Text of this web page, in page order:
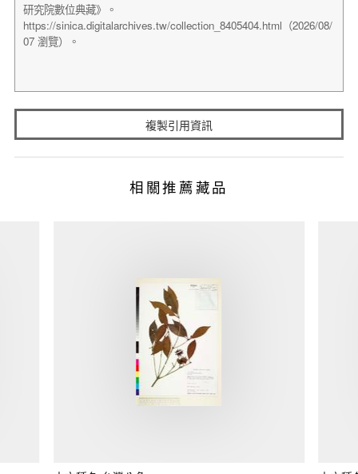
複製引用資訊
相關推薦藏品